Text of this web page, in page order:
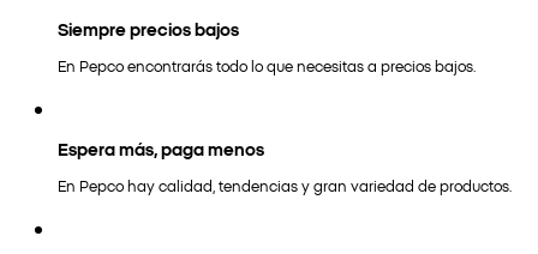
Siempre precios bajos
En Pepco encontrarás todo lo que necesitas a precios bajos.
Espera más, paga menos
En Pepco hay calidad, tendencias y gran variedad de productos.